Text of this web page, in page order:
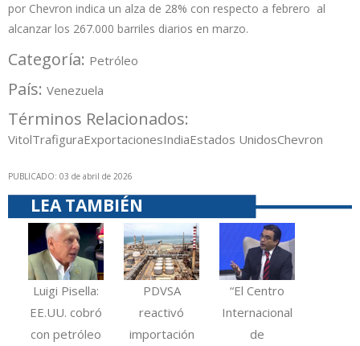
por Chevron indica un alza de 28% con respecto a febrero al
alcanzar los 267.000 barriles diarios en marzo.
Categoría: Petróleo
País: Venezuela
Términos Relacionados:
VitolTrafiguraExportacionesIndiaEstados UnidosChevron
PUBLICADO: 03 de abril de 2026
LEA TAMBIÉN
Luigi Pisella:
EE.UU. cobró
con petróleo
PDVSA
reactivó
importación
“El Centro
Internacional
de